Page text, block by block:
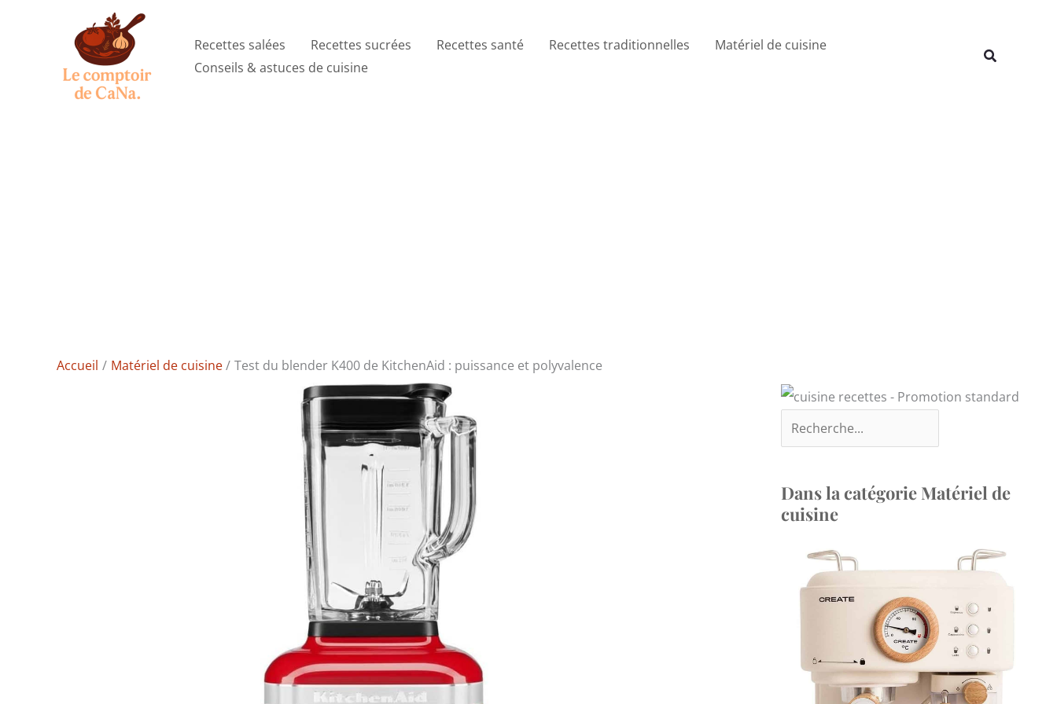
Recettes salées Recettes sucrées Recettes santé Recettes traditionnelles
Matériel de cuisine
Conseils & astuces de cuisine
Rechercher
Accueil Matériel de cuisine Test du blender K400 de KitchenAid : puissance et polyvalence
Dans la catégorie Matériel de
cuisine